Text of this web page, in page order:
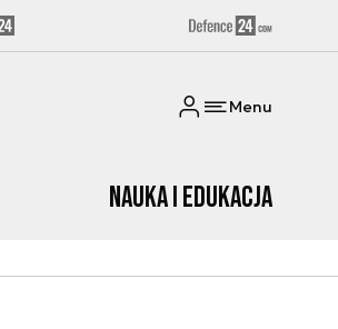
Menu
Nauka i edukacja